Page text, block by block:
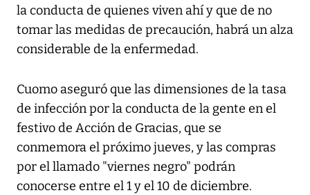
la conducta de quienes viven ahí y que de no
tomar las medidas de precaución, habrá un alza
considerable de la enfermedad.
Cuomo aseguró que las dimensiones de la tasa
de infección por la conducta de la gente en el
festivo de Acción de Gracias, que se
conmemora el próximo jueves, y las compras
por el llamado "viernes negro" podrán
conocerse entre el 1 y el 10 de diciembre.